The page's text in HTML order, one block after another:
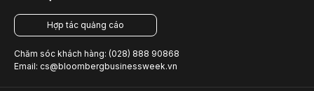
Hợp tác quảng cáo
Chăm sóc khách hàng: (028) 888 90868
Email: cs@bloombergbusinessweek.vn